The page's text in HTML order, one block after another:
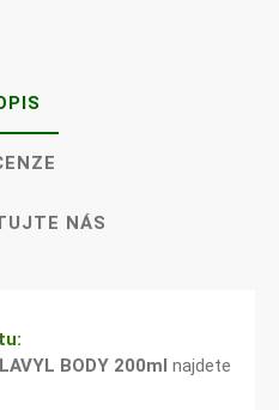
NÁS
LAVYL BODY 200ml najdete